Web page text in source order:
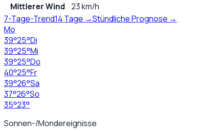
Mittlerer Wind
23 km/h
7-Tage-Trend14 Tage →Stündliche Prognose →
Mo
39°25°Di
39°25°Mi
39°25°Do
40°25°Fr
39°26°Sa
37°26°So
35°23°
Sonnen-/Mondereignisse